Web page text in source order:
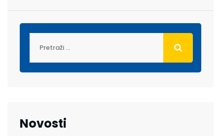
Novosti